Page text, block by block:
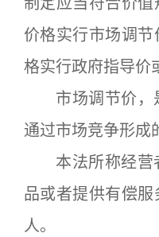
价格实行市场调
格实行政府指导价
市场调节价，是
通过市场竞争形成
本法所称经营
品或者提供有偿
人。